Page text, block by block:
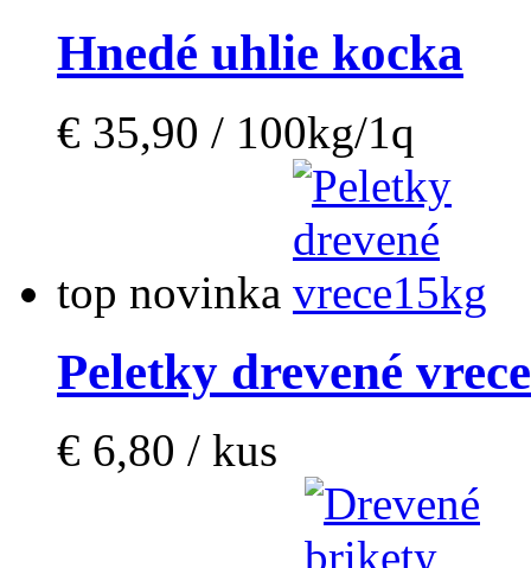
Hnedé uhlie kocka
€ 35,90 / 100kg/1q
top novinka
Peletky drevené
€ 6,80 / kus